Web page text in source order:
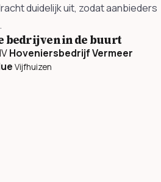
duidelijk uit, zodat aanbieders
bedrijven in de buurt
Hoveniersbedrijf Vermeer
Vijfhuizen